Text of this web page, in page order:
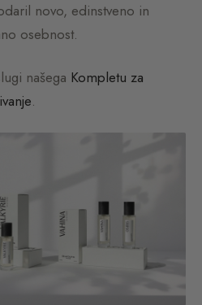
novo, edinstveno in
osebnost.
našega Kompletu za
.